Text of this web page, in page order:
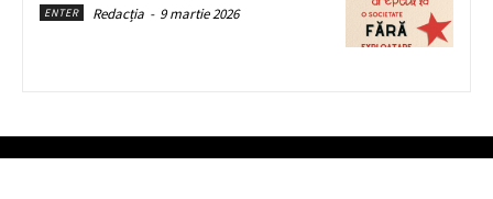
ENTER Redacția - 9 martie 2026